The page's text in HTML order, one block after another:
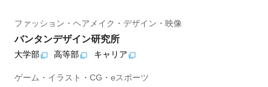
ファッション・ヘアメイク・デザイン・映像
バンタンデザイン研究所
大学部 高等部 キャリア
ゲーム・イラスト・CG・eスポーツ